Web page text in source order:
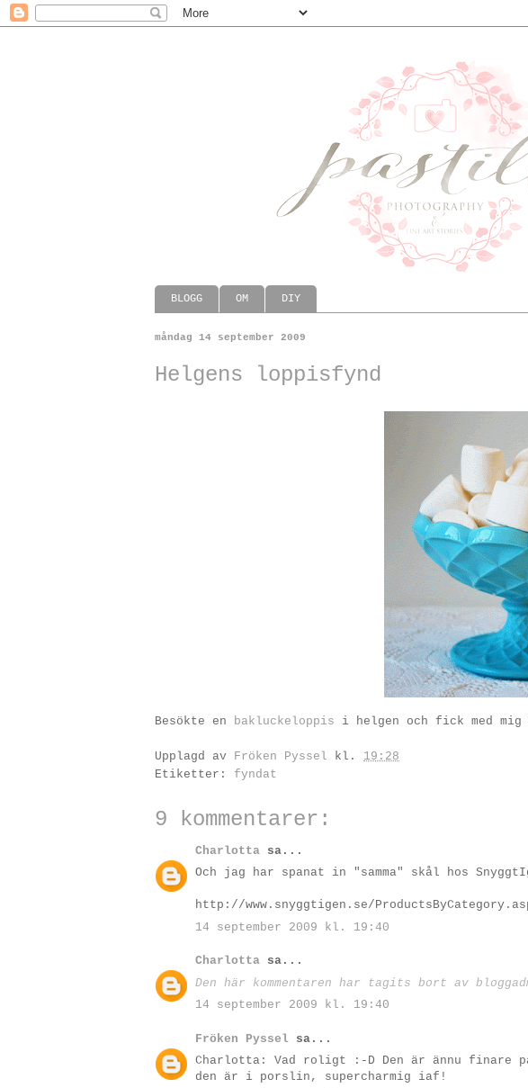
BLOGG OM DIY
måndag 14 september 2009
Helgens loppisfynd
Besökte en bakluckeloppis i helgen och fick med mig
Upplagd av Fröken Pyssel kl. 19:28
Etiketter: fyndat
9 kommentarer:
Charlotta sa...
Och jag har spanat in "samma" skål hos
http://www.snyggtigen.se/
14 september 2009 kl. 19:40
Charlotta sa...
Den här kommentaren har tagits bort av
14 september 2009 kl. 19:40
Fröken Pyssel sa...
Charlotta: Vad roligt :-D Den är ännu
den är i porslin, supercharmig iaf!